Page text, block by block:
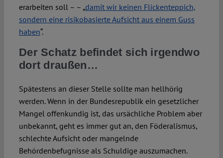
erarbeiten soll – – „damit wir keinen Flickenteppich,
sondern eine risikobasierte Aufsicht aus einem Guss
haben“.
Der Schatz befindet sich irgendwo
dort draußen…
Spätestens an dieser Stelle sollte man hellhörig
werden. Wenn in der Bundesrepublik ein gesetzlicher
Mangel offenkundig ist, das ursächliche Problem aber
unbekannt, geht es immer gut an, den Föderalismus,
schlechte Aufsicht oder mangelnde
Behördenbefugnisse als Schuldige auszumachen.